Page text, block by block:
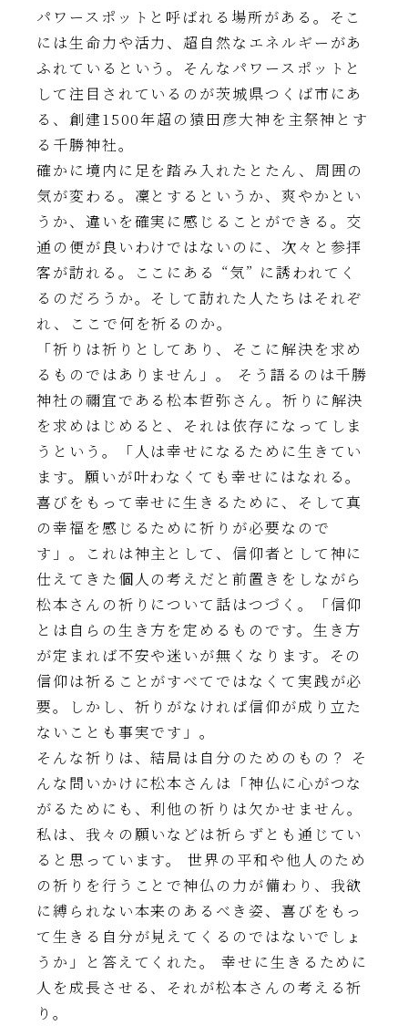
パワースポットと呼ばれる場所がある。そこ
には生命力や活力、超自然なエネルギーがあ
ふれているという。そんなパワースポットと
して注目されているのが茨城県つくば市にあ
る、創建1500年超の猿田彦大神を主祭神とす
る千勝神社。
確かに境内に足を踏み入れたとたん、周囲の
気が変わる。凜とするというか、爽やかとい
うか、違いを確実に感じることができる。交
通の便が良いわけではないのに、次々と参拝
客が訪れる。ここにある “気” に誘われてく
るのだろうか。そして訪れた人たちはそれぞ
れ、ここで何を祈るのか。
「祈りは祈りとしてあり、そこに解決を求め
るものではありません」。 そう語るのは千勝
神社の禰宜である松本哲弥さん。祈りに解決
を求めはじめると、それは依存になってしま
うという。「人は幸せになるために生きてい
ます。願いが叶わなくても幸せにはなれる。
喜びをもって幸せに生きるために、そして真
の幸福を感じるために祈りが必要なので
す」。これは神主として、信仰者として神に
仕えてきた個人の考えだと前置きをしながら
松本さんの祈りについて話はつづく。「信仰
とは自らの生き方を定めるものです。生き方
が定まれば不安や迷いが無くなります。その
信仰は祈ることがすべてではなくて実践が必
要。しかし、祈りがなければ信仰が成り立た
ないことも事実です」。
そんな祈りは、結局は自分のためのもの？ そ
んな問いかけに松本さんは「神仏に心がつな
がるためにも、利他の祈りは欠かせません。
私は、我々の願いなどは祈らずとも通じてい
ると思っています。 世界の平和や他人のため
の祈りを行うことで神仏の力が備わり、我欲
に縛られない本来のあるべき姿、喜びをもっ
て生きる自分が見えてくるのではないでしょ
うか」と答えてくれた。 幸せに生きるために
人を成長させる、それが松本さんの考える祈
り。